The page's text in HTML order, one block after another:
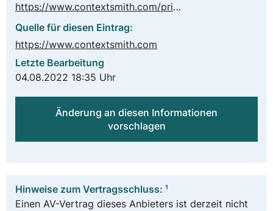
https://www.contextsmith.com/privacy-policy/
Quelle für diesen Eintrag:
https://www.contextsmith.com
Letzte Bearbeitung
04.08.2022 18:35 Uhr
Änderung an diesen Informationen
vorschlagen
Hinweise zum Vertragsschluss: ¹
Einen AV-Vertrag dieses Anbieters ist derzeit nicht